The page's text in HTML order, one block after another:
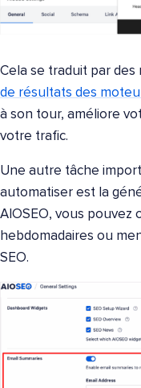
Cela se traduit par
de résultats des
à son tour, améliore
votre trafic.
Une autre tâche
automatiser est la
AIOSEO, vous pouvez
hebdomadaires ou
SEO.